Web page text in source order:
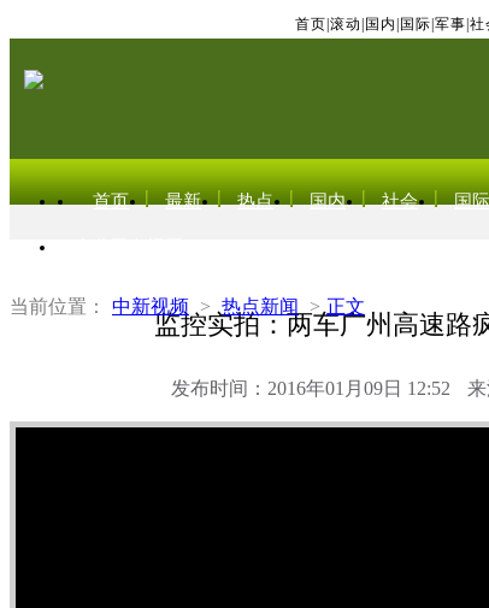
首页 滚动 国内 国际 军事 社
首页 最新 热点 国内 社会 国际
当前位置： 中新视频 > 热点新闻 > 正文
监控实拍：两车广州高速路
发布时间：2016年01月09日 12:52